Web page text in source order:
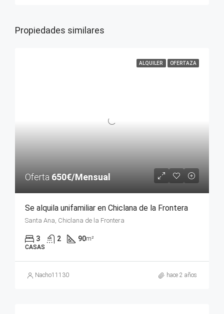
Propiedades similares
ALQUILER OFERTAZA
Oferta 650€/Mensual
Se alquila unifamiliar en Chiclana de la Frontera
Santa Ana, Chiclana de la Frontera
3 2 90m²
CASAS
Nacho11130 hace 2 años